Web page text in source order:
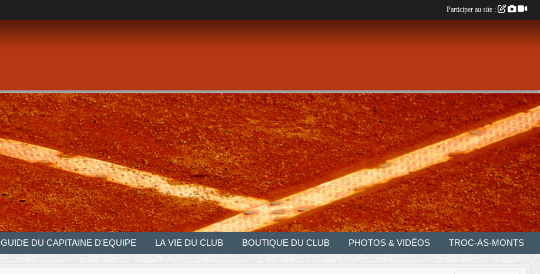
GUIDE DU CAPITAINE D'EQUIPE LA VIE DU CLUB BOUTIQUE DU CLUB PHOTOS & VIDÉOS TROC-AS-MONTS
Participer au site :